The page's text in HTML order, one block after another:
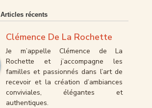
Articles récents
Clémence De La Rochette
Je m’appelle Clémence de La
Rochette et j’accompagne les
familles et passionnés dans l’art de
recevoir et la création d’ambiances
conviviales, élégantes et
authentiques.